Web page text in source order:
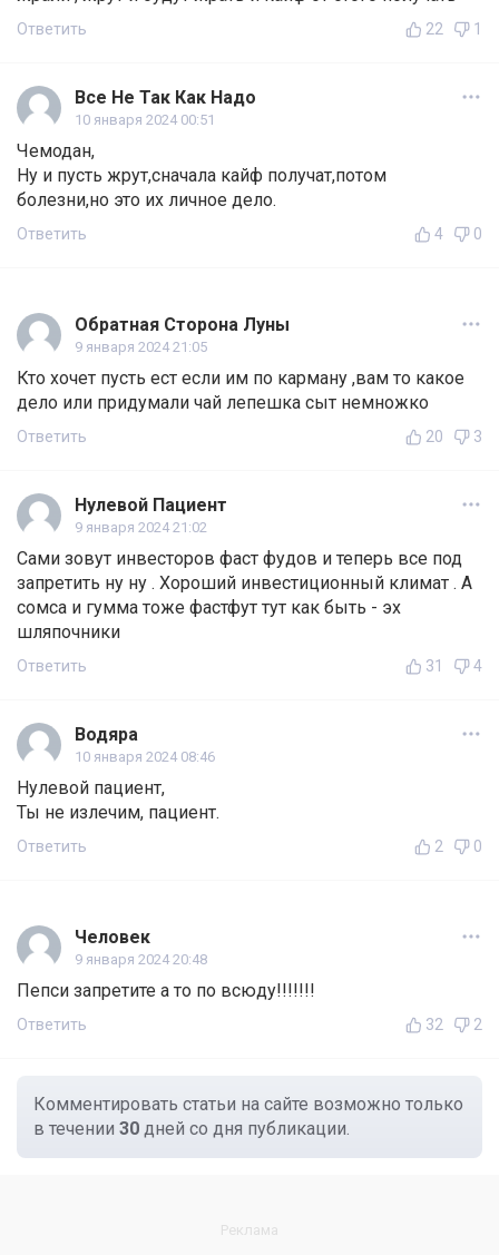
Ответить 22 1
Все Не Так Как Надо
10 января 2024 00:51
Чемодан,
Ну и пусть жрут,сначала кайф получат,потом
болезни,но это их личное дело.
Ответить 4 0
Обратная Сторона Луны
9 января 2024 21:05
Кто хочет пусть ест если им по карману ,вам то какое
дело или придумали чай лепешка сыт немножко
Ответить 20 3
Нулевой Пациент
9 января 2024 21:02
Сами зовут инвесторов фаст фудов и теперь все под
запретить ну ну . Хороший инвестиционный климат . А
сомса и гумма тоже фастфут тут как быть - эх
шляпочники
Ответить 31 4
Водяра
10 января 2024 08:46
Нулевой пациент,
Ты не излечим, пациент.
Ответить 2 0
Человек
9 января 2024 20:48
Пепси запретите а то по всюду!!!!!!!
Ответить 32 2
Комментировать статьи на сайте возможно только
в течении 30 дней со дня публикации.